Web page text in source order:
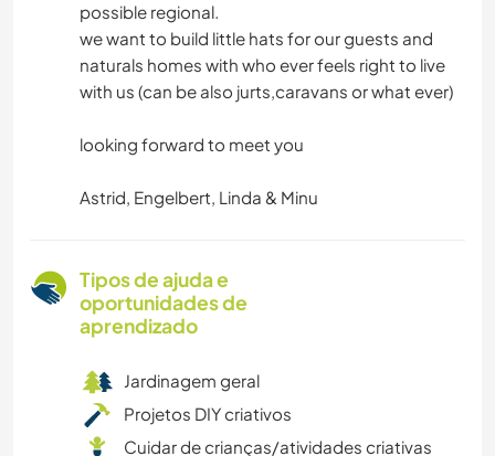
possible regional.
we want to build little hats for our guests and
naturals homes with who ever feels right to live
with us (can be also jurts,caravans or what ever)
looking forward to meet you
Astrid, Engelbert, Linda & Minu
Tipos de ajuda e
oportunidades de
aprendizado
Jardinagem geral
Projetos DIY criativos
Cuidar de crianças/atividades criativas